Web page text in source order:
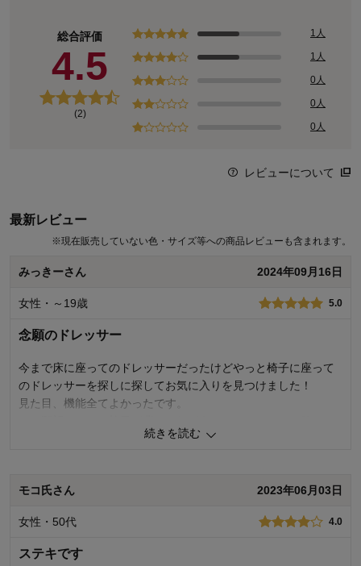
総合評価
4.5
(2)
1人
1人
0人
0人
0人
レビューについて
最新レビュー
※現在販売していない色・サイズ等への商品レビューも含まれます。
みっきーさん 2024年09月16日
女性・～19歳 5.0
念願のドレッサー
今まで床に座ってのドレッサーだったけどやっと椅子に座って
のドレッサーを探しに探してお気に入りを見つけました！
見た目、機能全てよかったです。
参考になった
使用感・使いやすさ
続きを読む
モコ氏さん 2023年06月03日
女性・50代 4.0
ステキです